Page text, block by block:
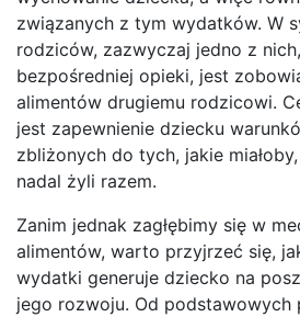
związanych z tym wydatków. W
rodziców, zazwyczaj jedno z
bezpośredniej opieki, jest
alimentów drugiemu rodzicowi.
jest zapewnienie dziecku
zbliżonych do tych, jakie
nadal żyli razem.
Zanim jednak zagłębimy się w
alimentów, warto przyjrzeć się,
wydatki generuje dziecko na
jego rozwoju. Od podstawowych